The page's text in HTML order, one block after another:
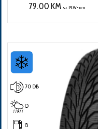
79.00 KM sa PDV-om
70 DB
D
B